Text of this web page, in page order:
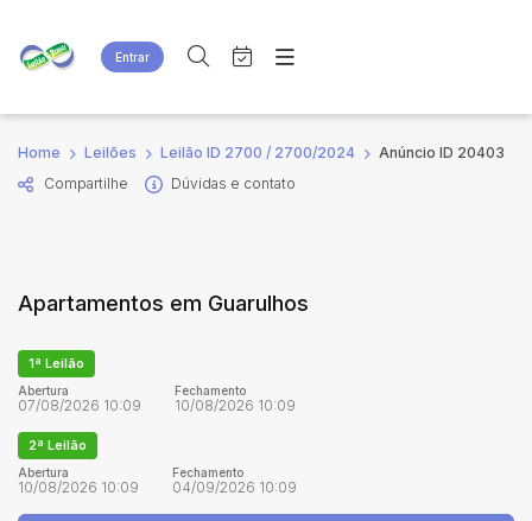
Entrar
Criar conta Entrar
Site
Agenda
Quem Somos
Busca por palavra-chave
Estados Cidade
Bairro
Judiciais
Faixa de valor
Quem Somos
Home Leilões Leilão ID 2700 / 2700/2024
Anúncio ID 20403
Compartilhe
Dúvidas e contato
Apartamentos em Guarulhos
1ª Leilão
Abertura
07/08/2026 10:09
Fechamento
10/08/2026 10:09
2ª Leilão
Abertura
10/08/2026 10:09
Fechamento
04/09/2026 10:09